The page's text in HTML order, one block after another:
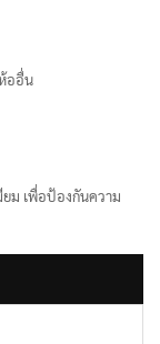
ออื่น
ม เพื่อป้องกันความ